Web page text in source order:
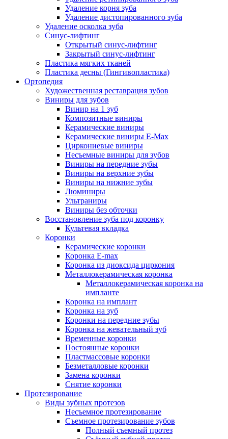
Удаление корня зуба
Удаление дистопированного зуба
Удаление осколка зуба
Синус-лифтинг
Открытый синус-лифтинг
Закрытый синус-лифтинг
Пластика мягких тканей
Пластика десны (Гингивопластика)
Ортопедия
Художественная реставрация зубов
Виниры для зубов
Винир на 1 зуб
Композитные виниры
Керамические виниры
Керамические виниры E-Max
Циркониевые виниры
Несъемные виниры для зубов
Виниры на передние зубы
Виниры на верхние зубы
Виниры на нижние зубы
Люминиры
Ультраниры
Виниры без обточки
Восстановление зуба под коронку
Культевая вкладка
Коронки
Керамические коронки
Коронка Е-max
Коронка из диоксида циркония
Металлокерамическая коронка
Металлокерамическая коронка на
импланте
Коронка на имплант
Коронка на зуб
Коронки на передние зубы
Коронка на жевательный зуб
Временные коронки
Постоянные коронки
Пластмассовые коронки
Безметалловые коронки
Замена коронки
Снятие коронки
Протезирование
Виды зубных протезов
Несъемное протезирование
Съемное протезирование зубов
Полный съемный протез